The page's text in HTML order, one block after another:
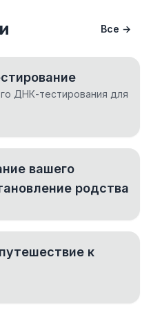
Все →
ДНК-тестирования для
вашего
родства
к